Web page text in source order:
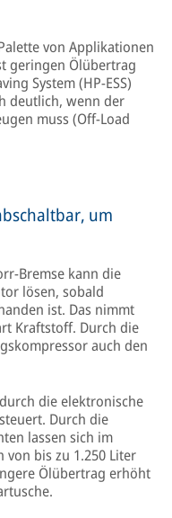
von Applikationen
geringen Ölübertrag
System (HP-ESS)
deutlich, wenn der
muss (Off-Load
um
Bremse kann die
lösen, sobald
ist. Das nimmt
Kraftstoff. Durch die
auch den
die elektronische
Durch die
lassen sich im
bis zu 1.250 Liter
Ölübertrag erhöht